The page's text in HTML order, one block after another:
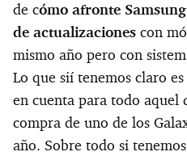
de cómo afronte
de actualizaciones con
mismo año pero con
Lo que sií tenemos claro
en cuenta para todo aquel
compra de uno de los
año. Sobre todo si